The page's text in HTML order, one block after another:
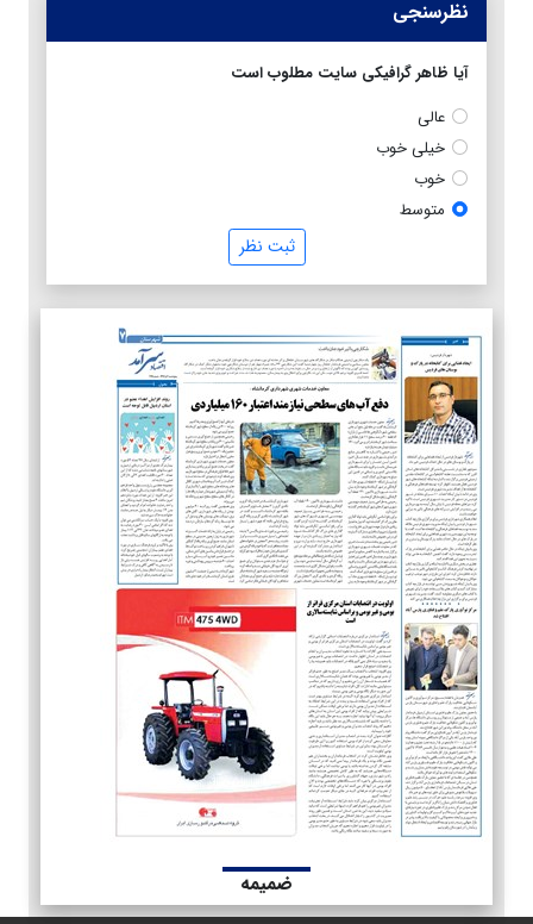
نظرسنجی
آیا ظاهر گرافیکی سایت مطلوب است
عالی
خیلی خوب
خوب
متوسط
ثبت نظر
ضمیمه